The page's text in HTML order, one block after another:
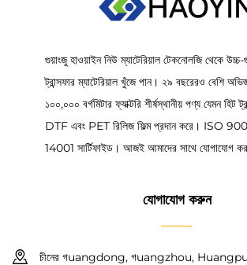
গুয়াংজু হাওয়াইন নিউ ম্যাটেরিয়াল টেকনোলজি থেকে
ট্রান্সফার ম্যাটেরিয়াল খুঁজে পান। ২৯ বছরেরও বেশি
১০০,০০০ বর্গমিটার ফ্যাক্টরি শীর্ষস্থানীয় পণ্য যেমন হিট
DTF এবং PET রিলিজ ফিল্ম প্রদান করে। ISO
14001 সার্টিফাইড। আজই আমাদের সাথে যোগাযোগ
যোগাযোগ করুন
চীনের গuangdong, গuangzhou,